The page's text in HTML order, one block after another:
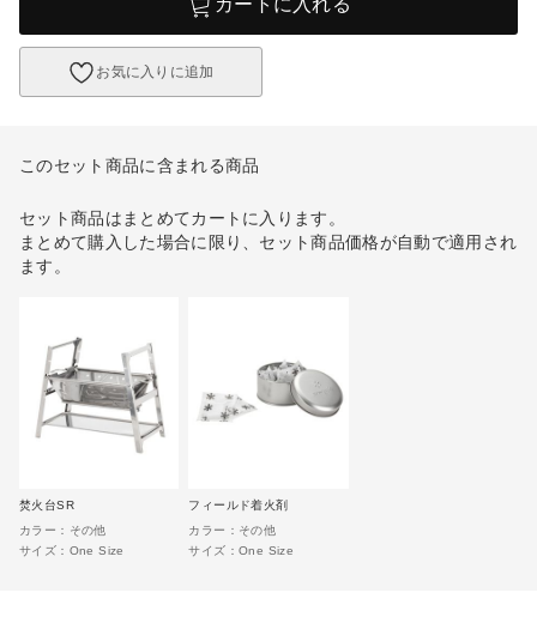
カートに入れる
お気に入りに追加
このセット商品に含まれる商品
セット商品はまとめてカートに入ります。
まとめて購入した場合に限り、セット商品価格が自動で適用され
ます。
焚火台SR
カラー： その他
サイズ： One Size
フィールド着火剤
カラー： その他
サイズ： One Size